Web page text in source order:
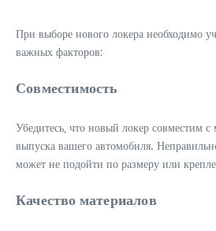
При выборе нового локера необходимо
важных факторов:
Совместимость
Убедитесь‚ что новый локер совместим
выпуска вашего автомобиля.
может не подойти по размеру или
Качество материалов